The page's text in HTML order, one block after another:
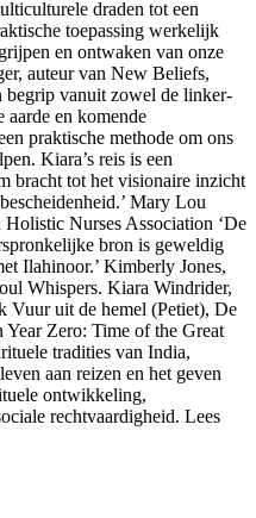
draden tot een
toepassing werkelijk
en ontwaken van onze
auteur van New Beliefs,
begrip vanuit zowel de linker-
aarde en komende
praktische methode om ons
Kiara’s reis is een
bracht tot het visionaire inzicht
Mary Lou
Nurses Association ‘De
bron is geweldig
Ilahinoor.’ Kimberly Jones,
Whispers. Kiara Windrider,
Vuur uit de hemel (Petiet), De
Year Zero: Time of the Great
tradities van India,
aan reizen en het geven
ontwikkeling,
rechtvaardigheid. Lees